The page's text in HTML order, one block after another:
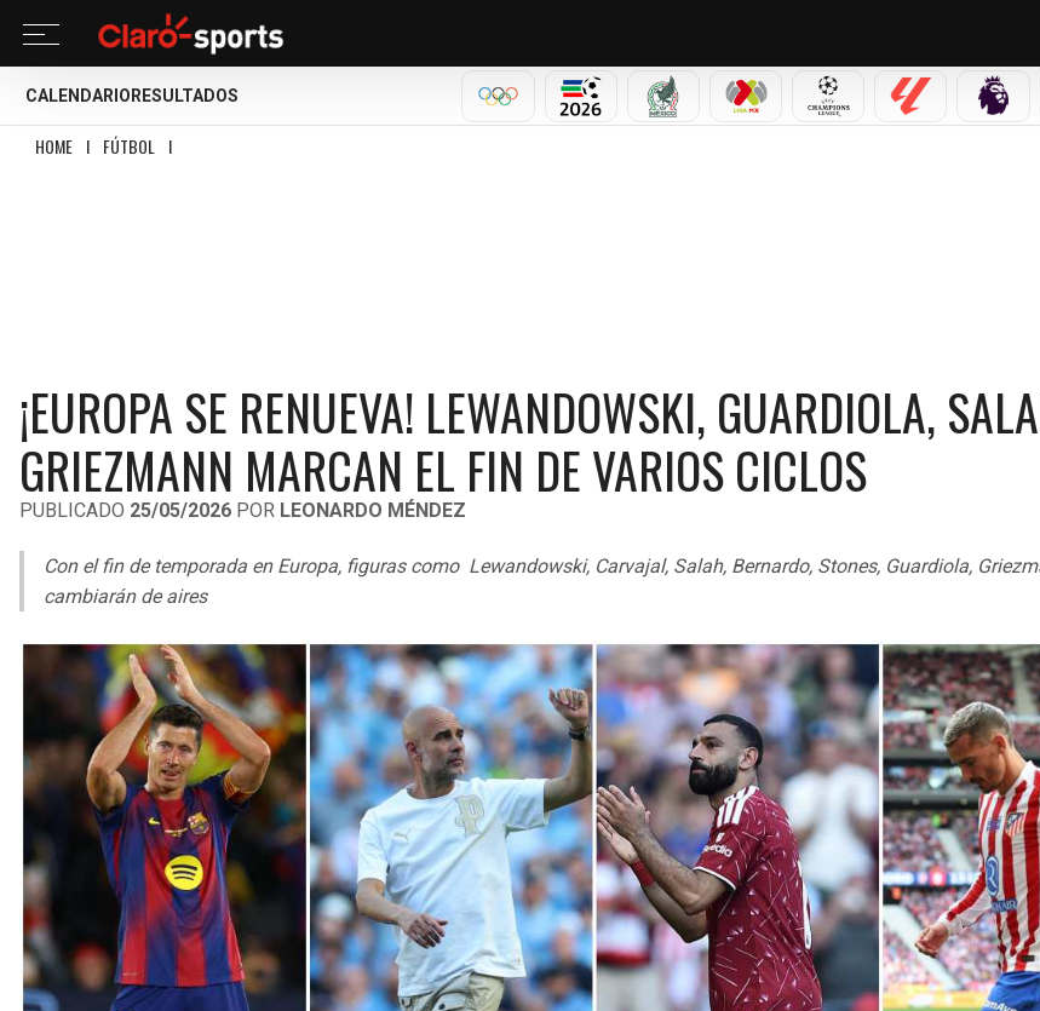
CALENDARIO RESULTADOS
OLÍMPICOSMUNDIAL 2026SELECCIÓN MEXICANA
LIGA MX CHAMPIONS LEAGUE
LALIGA
HOME I FÚTBOL I
¡EUROPA SE RENUEVA! LEWANDOWSKI, GUARDIOLA,
GRIEZMANN MARCAN EL FIN DE VARIOS CICLOS
PUBLICADO 25/05/2026 POR LEONARDO MÉNDEZ
Con el fin de temporada en Europa, figuras como Lewandowski, Carvajal, Salah, Bernardo, Stones, Guardiola,
cambiarán de aires